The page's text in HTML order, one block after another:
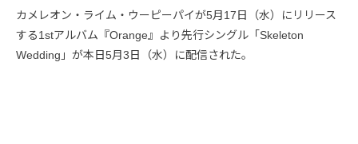
カメレオン・ライム・ウーピーパイが5月17日（水）にリリース
する1stアルバム『Orange』より先行シングル「Skeleton
Wedding」が本日5月3日（水）に配信された。